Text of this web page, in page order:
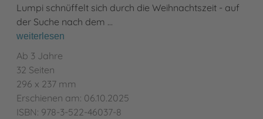
Lumpi schnüffelt sich durch die Weihnachtszeit - auf
der Suche nach dem …
weiterlesen
Ab 3 Jahre
32 Seiten
296 x 237 mm
Erschienen am: 06.10.2025
ISBN: 978-3-522-46037-8